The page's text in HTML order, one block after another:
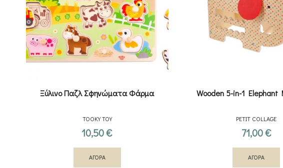
Ξύλινο Παζλ Σφηνώματα Φάρμα
TOOKY TOY
10,50€
ΑΓΟΡΑ
Wooden 5-in-1 Elephant
PETIT COLLAGE
71,00€
ΑΓΟΡΑ